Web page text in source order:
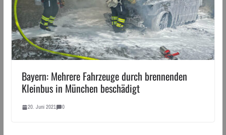
Bayern: Mehrere Fahrzeuge durch brennenden
Kleinbus in München beschädigt
20. Juni 2021 0